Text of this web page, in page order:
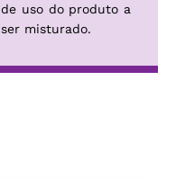
de uso do produto a
ser misturado.